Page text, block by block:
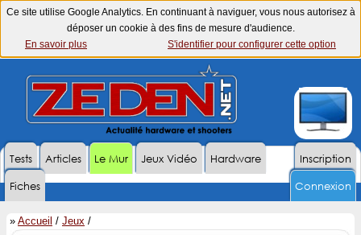
Ce site utilise Google Analytics. En continuant à naviguer, vous nous autorisez à
déposer un cookie à des fins de mesure d'audience.
En savoir plus
S'identifier pour configurer cette option
Inscription
Tests Articles Le Mur Jeux Vidéo
Hardware
Fiches
Connexion
» Accueil / Jeux /